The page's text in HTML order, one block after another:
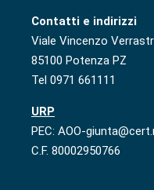
Contatti e indirizzi
Viale Vincenzo
85100 Potenza PZ
Tel 0971 661111
URP
PEC: AOO-
C.F. 80002950766